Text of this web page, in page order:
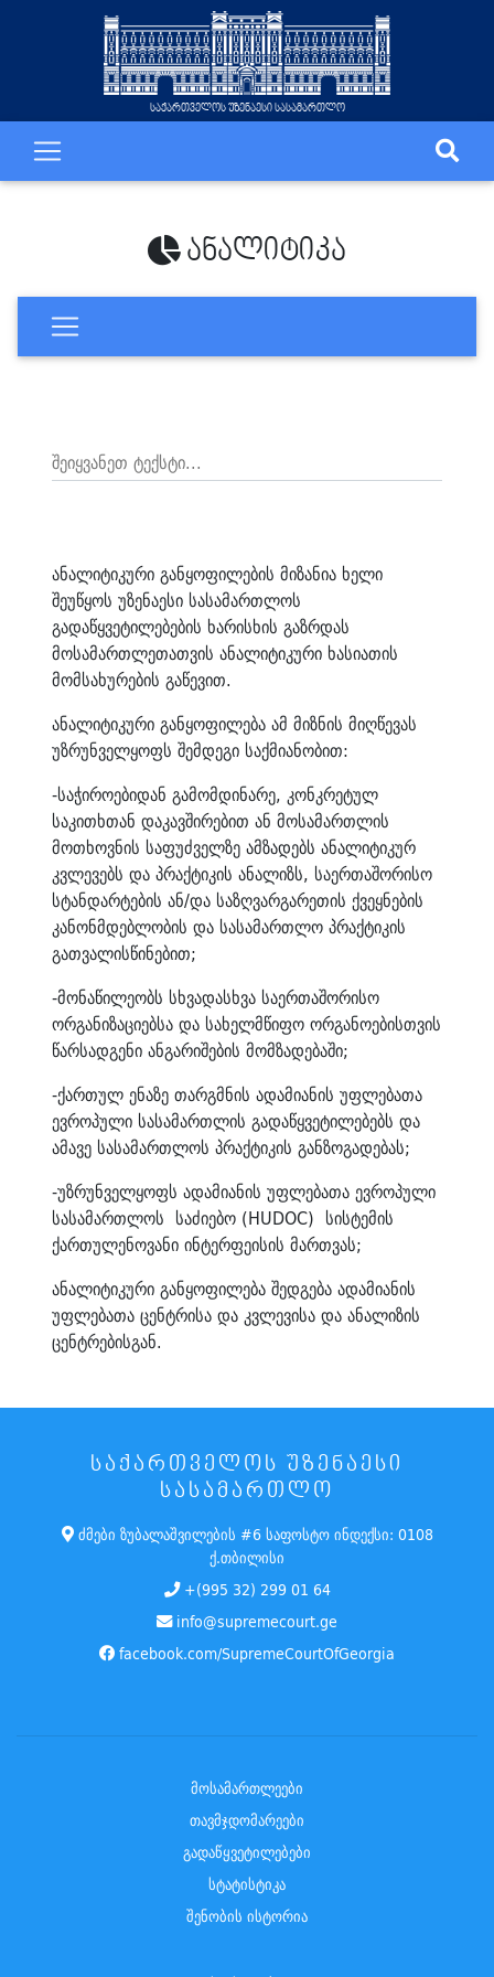
საქართველოს უზენაესი სასამართლო
ანალიტიკა
შეიყვანეთ ტექსტი...
ანალიტიკური განყოფილების მიზანია ხელი
შეუწყოს უზენაესი სასამართლოს
გადაწყვეტილებების ხარისხის გაზრდას
მოსამართლეთათვის ანალიტიკური ხასიათის
მომსახურების გაწევით.
ანალიტიკური განყოფილება ამ მიზნის მიღწევას
უზრუნველყოფს შემდეგი საქმიანობით:
-საჭიროებიდან გამომდინარე, კონკრეტულ
საკითხთან დაკავშირებით ან მოსამართლის
მოთხოვნის საფუძველზე ამზადებს ანალიტიკურ
კვლევებს და პრაქტიკის ანალიზს, საერთაშორისო
სტანდარტების ან/და საზღვარგარეთის ქვეყნების
კანონმდებლობის და სასამართლო პრაქტიკის
გათვალისწინებით;
-მონაწილეობს სხვადასხვა საერთაშორისო
ორგანიზაციებსა და სახელმწიფო ორგანოებისთვის
წარსადგენი ანგარიშების მომზადებაში;
-ქართულ ენაზე თარგმნის ადამიანის უფლებათა
ევროპული სასამართლის გადაწყვეტილებებს და
ამავე სასამართლოს პრაქტიკის განზოგადებას;
-უზრუნველყოფს ადამიანის უფლებათა ევროპული
სასამართლოს საძიებო (HUDOC) სისტემის
ქართულენოვანი ინტერფეისის მართვას;
ანალიტიკური განყოფილება შედგება ადამიანის
უფლებათა ცენტრისა და კვლევისა და ანალიზის
ცენტრებისგან.
ᲡᲐᲥᲐᲠᲗᲕᲔᲚᲝᲡ ᲣᲖᲔᲜᲐᲔᲡᲘ
ᲡᲐᲡᲐᲛᲐᲠᲗᲚᲝ
ძმები ზუბალაშვილების #6 საფოსტო ინდექსი: 0108
ქ.თბილისი
+(995 32) 299 01 64
info@supremecourt.ge
facebook.com/SupremeCourtOfGeorgia
მოსამართლეები
თავმჯდომარეები
გადაწყვეტილებები
სტატისტიკა
შენობის ისტორია